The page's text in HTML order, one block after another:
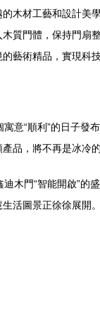
木材工藝和設計美
質門體，保持門扇
藝術精品，實現科
意“順利”的日子發
品，將不再是冰冷
木門“智能開啟”的
活圖景正徐徐展開